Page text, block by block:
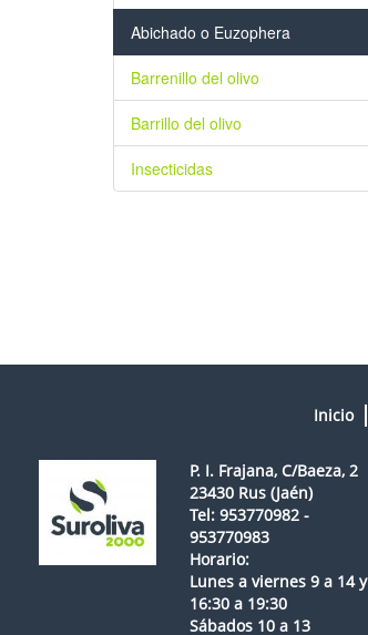
Abichado o Euzophera
Barrenillo del olivo
Barrillo del olivo
Insecticidas
Inicio
P. I. Frajana, C/Baeza, 2
23430 Rus (Jaén)
Tel: 953770982 -
953770983
Horario:
Lunes a viernes 9 a 14 y
16:30 a 19:30
Sábados 10 a 13